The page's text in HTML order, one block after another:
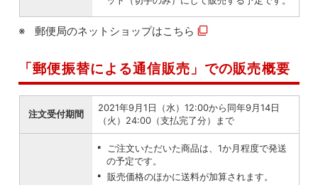
郵便局のネットショップはこちら
「郵便振替による通信販売」での販売概要
注文受付期間
2021年9月1日（水）12:00から同年9月14日
（火）24:00（支払完了分）まで
ご注文いただいた商品は、1か月程度で発送
の予定です。
販売価格のほかに送料が加算されます。